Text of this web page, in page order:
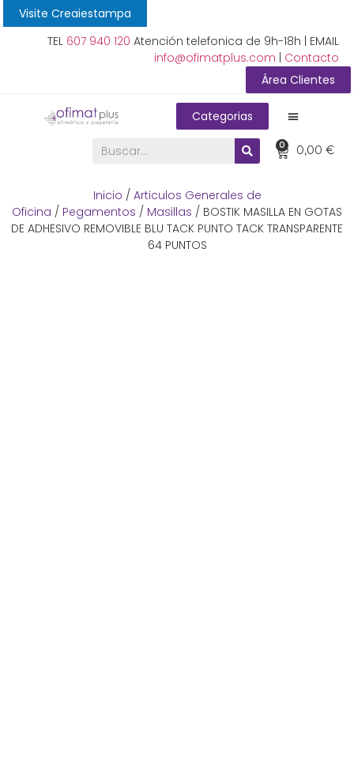
Visite Creaiestampa
TEL 607 940 120 Atención telefonica de 9h-18h | EMAIL
info@ofimatplus.com
Contacto
Área Clientes
Categorias
0,00€
0
Inicio / Articulos Generales de
Oficina / Pegamentos / Masillas / BOSTIK MASILLA EN GOTAS
DE ADHESIVO REMOVIBLE BLU TACK PUNTO TACK TRANSPARENTE
64 PUNTOS